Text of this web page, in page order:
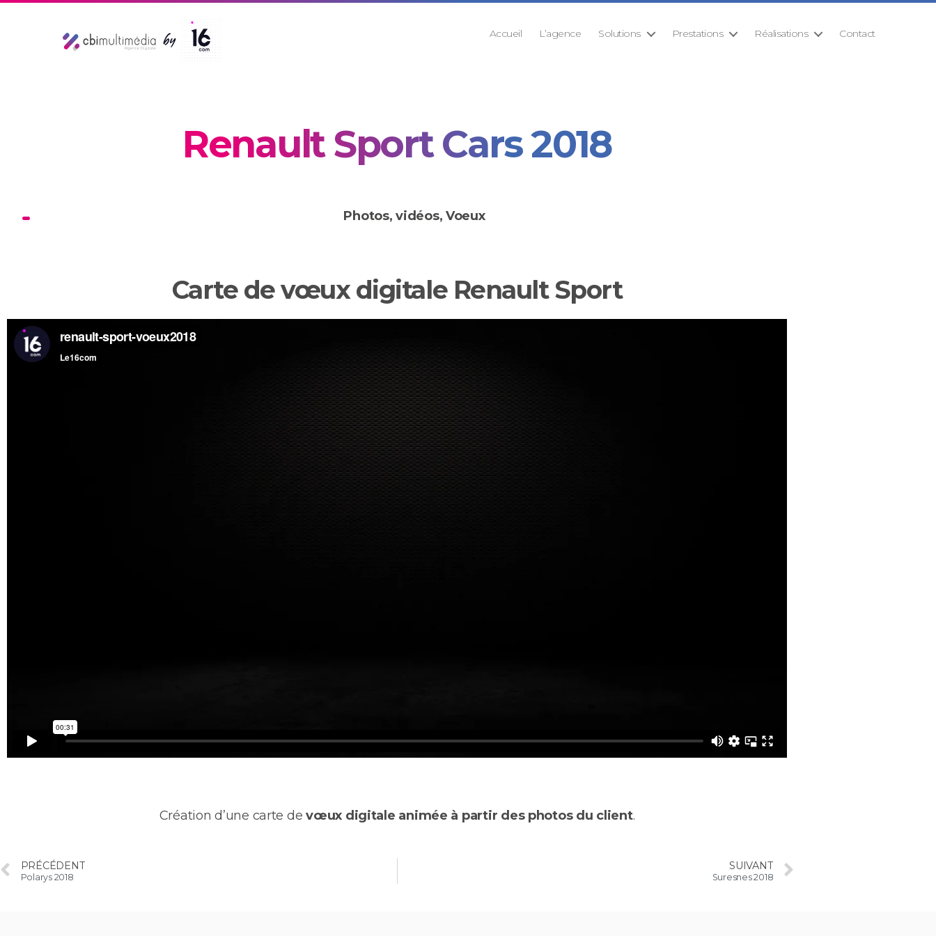
Accueil L’agence Solutions Prestations Réalisations Contact
Renault Sport Cars 2018
Photos, vidéos,Voeux
Carte de vœux digitale Renault Sport
Création d’une carte devœux digitale animée à partir des photos du client.
PRÉCÉDENT
Polarys 2018
SUIVANT
Suresnes 2018